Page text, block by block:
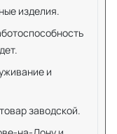
изделия.
и
заводской.